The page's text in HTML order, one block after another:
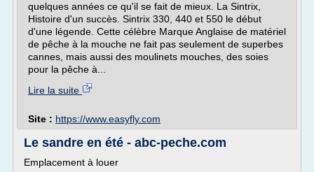
quelques années ce qu'il se fait de mieux. La Sintrix,
Histoire d'un succès. Sintrix 330, 440 et 550 le début
d'une légende. Cette célèbre Marque Anglaise de matériel
de pêche à la mouche ne fait pas seulement de superbes
cannes, mais aussi des moulinets mouches, des soies
pour la pêche à...
Lire la suite
Site : https://www.easyfly.com
Le sandre en été - abc-peche.com
Emplacement à louer